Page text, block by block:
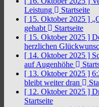
Leistung
Startseite
[ 15. Oktober 2025 ]
gehabt
Startseite
[ 15. Oktober 2025 ]
herzlichen
[ 14. Oktober 2025 ]
auf Augenhöhe
[ 13. Oktober 2025 ]
bleibt weiter dran
[ 12. Oktober 2025 ]
Startseite